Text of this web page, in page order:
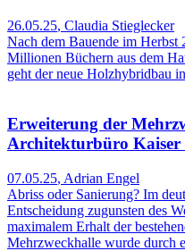
26.05.25, Claudia Stieglecker
Nach dem Bauende im Herbst
Millionen Büchern aus dem
geht der neue Holzhybridbau
Erweiterung der
Architekturbüro Kaiser
07.05.25, Adrian Engel
Abriss oder Sanierung? Im
Entscheidung zugunsten des
maximalem Erhalt der
Mehrzweckhalle wurde durch